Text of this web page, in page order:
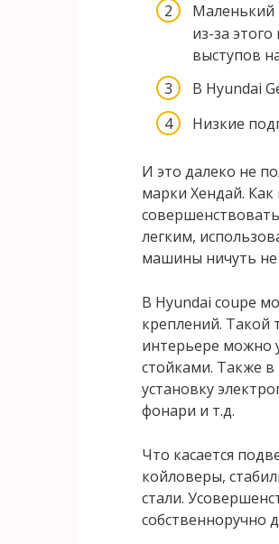
Маленький
из-за
выступов
В Hyundai
Низкие
И это далеко не
марки Хендай.
легким,
машины ничуть не
В Hyundai coupe
креплений. Такой
интерьере можно
стойками. Также
установку
фонари и т.д.
Что касается
койловеры,
стали.
собственноручно